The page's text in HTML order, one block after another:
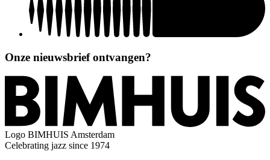
Onze nieuwsbrief ontvangen?
Logo BIMHUIS Amsterdam
Celebrating jazz since 1974